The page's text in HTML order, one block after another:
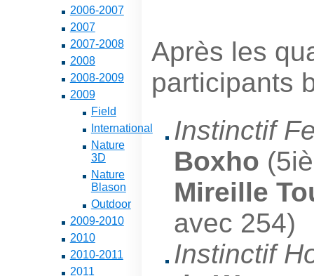
2006-2007
2007
2007-2008
2008
2008-2009
2009
Field
International
Nature
3D
Nature
Blason
Outdoor
2009-2010
2010
2010-2011
2011
Après les
participants
Instinctif
Boxho
Mireille
avec 254)
Instinctif